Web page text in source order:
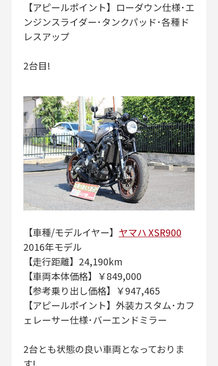
【アピールポイント】ローダウン仕様･エ
ンジンスライダー･タンクパッド･各種ド
レスアップ
2台目!
【車種/モデルイヤー】 ヤマハ XSR900
2016年モデル
【走行距離】24,190km
【車両本体価格】￥849,000
【参考乗り出し価格】￥947,465
【アピールポイント】外装カスタム･カフ
ェレーサー仕様･バーエンドミラー
2台とも状態の良い車両となっておりま